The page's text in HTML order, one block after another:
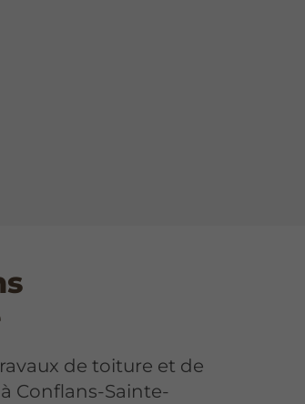
de toiture et de
Conflans-Sainte-